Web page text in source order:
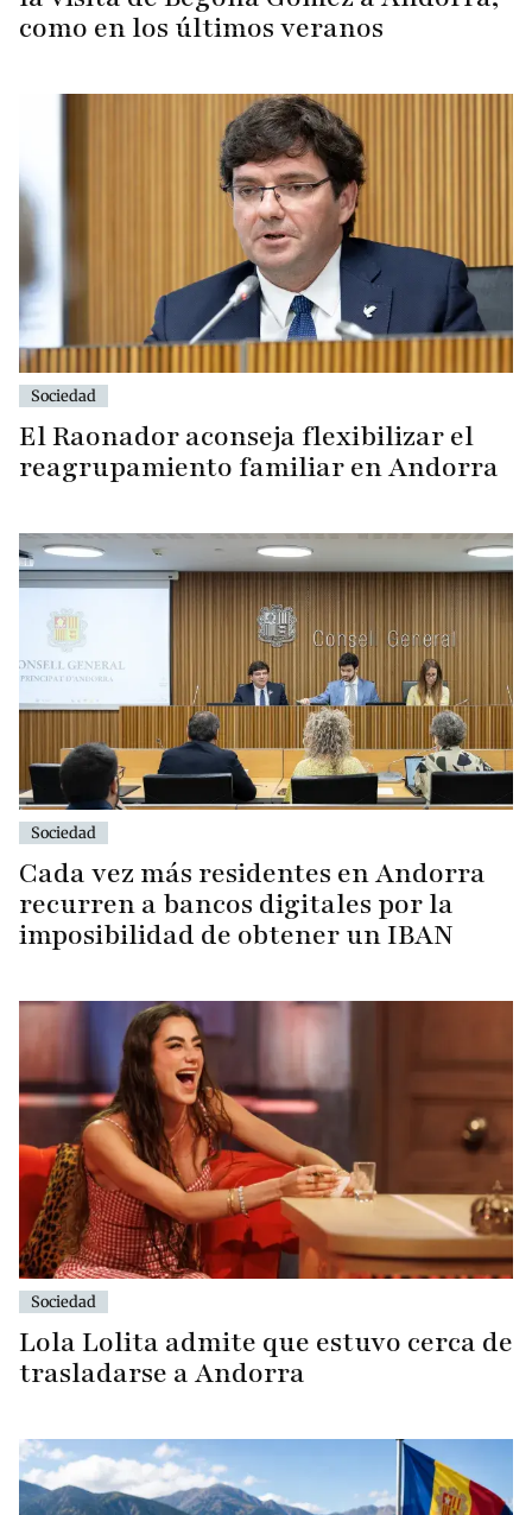
como en los últimos veranos
Sociedad
El Raonador aconseja flexibilizar el
reagrupamiento familiar en Andorra
Sociedad
Cada vez más residentes en Andorra
recurren a bancos digitales por la
imposibilidad de obtener un IBAN
Sociedad
Lola Lolita admite que estuvo cerca de
trasladarse a Andorra